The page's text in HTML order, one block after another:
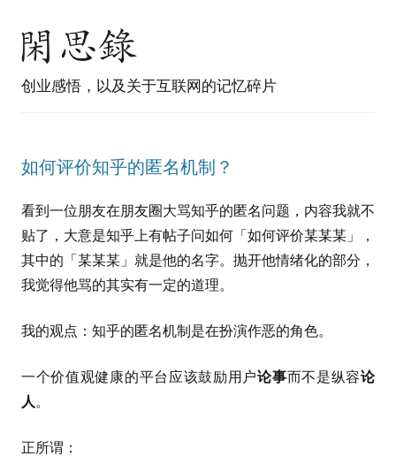
创业感悟，以及关于互联网的记忆碎片
如何评价知乎的匿名机制？
看到一位朋友在朋友圈大骂知乎的匿名问题，内容我就不
贴了，大意是知乎上有帖子问如何「如何评价某某某」，
其中的「某某某」就是他的名字。抛开他情绪化的部分，
我觉得他骂的其实有一定的道理。
我的观点：知乎的匿名机制是在扮演作恶的角色。
一个价值观健康的平台应该鼓励用户论事而不是纵容论
人。
正所谓：